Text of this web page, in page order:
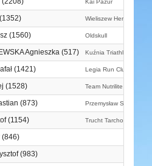
Kai Pazur
Wieliszew Heron Team
(1560) Oldskull
Agnieszka (517) Kuźnia Triathlonu
(1421) Legia Run Club
(1528) Team Nutrilite
(873) Przemysław
(1154) Trucht Tarchomin Team
(846)
(983)